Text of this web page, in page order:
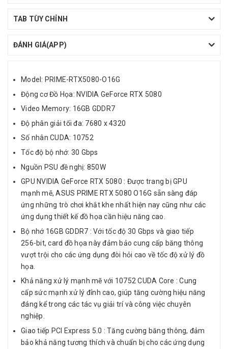
TAB TÙY CHỈNH
ĐÁNH GIÁ(APP)
Model: PRIME-RTX5080-O16G
Động cơ Đồ Họa: NVIDIA GeForce RTX 5080
Video Memory: 16GB GDDR7
Độ phân giải tối đa: 7680 x 4320
Số nhân CUDA: 10752
Tốc độ bộ nhớ: 30 Gbps
Nguồn PSU đề nghị: 850W
GPU NVIDIA GeForce RTX 5080 : Được trang bị GPU
mạnh mẽ, ASUS PRIME RTX 5080 O16G sẵn sàng đáp
ứng những trò chơi khắt khe nhất hiện nay cũng như các
ứng dụng thiết kế đồ họa cần hiệu năng cao.
Bộ nhớ 16GB GDDR7 : Với tốc độ 30 Gbps và giao tiếp
256-bit, card đồ họa này đảm bảo cung cấp băng thông
vượt trội cho các ứng dụng đòi hỏi cao về tốc độ xử lý đồ
họa.
Khả năng xử lý mạnh mẽ với 10752 CUDA Core : Cung
cấp sức mạnh xử lý đỉnh cao, giúp tăng cường hiệu năng
đáng kể trong các tác vụ giải trí và công việc chuyên
nghiệp.
Giao tiếp PCI Express 5.0 : Tăng cường băng thông, đảm
bảo khả năng tương thích và chuẩn bị cho các ứng dụng